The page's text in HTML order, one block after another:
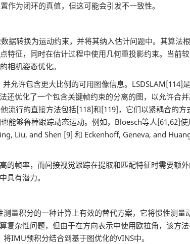
为闭环的真值，但这可能会引发不一致性。
转换为运动约束，并将其纳入估计问题中。其算法
特征，同时在估计过程中使用几何重投影约束。当前
相机姿态优化。
许包含更大比例的可用图像信息。LSDSLAM[114]
优化了一个包含关键帧约束的分离的图，以允许合
流行的直接方法包括[118]和[119]，它们以紧耦合的
能够鲁棒跟踪动态运动。例如，Bloesch等人[61,62]
Liu, and Shen [9] 和 Eckenhoff, Geneva, and
率，而间接视觉跟踪在提取和匹配特征时需要额外
具有潜力。
积分的一种计算上有效的替代方案，它将惯性测量
复杂性问题，但由于在方向表示中使用欧拉角，该方
IMU预积分结合到基于图优化的VINS中。